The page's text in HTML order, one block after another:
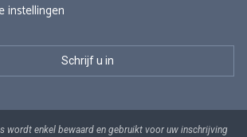
instellingen
wordt enkel bewaard en gebruikt voor uw inschrijving